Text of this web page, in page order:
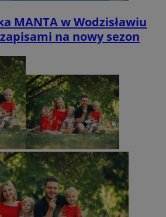
MANTA w Wodzisławiu
na nowy sezon